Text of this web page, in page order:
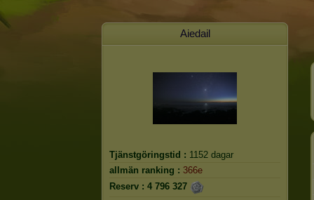
Aiedail
Tjänstgöringstid : 1152 dagar
allmän ranking : 366e
Reserv : 4 796 327